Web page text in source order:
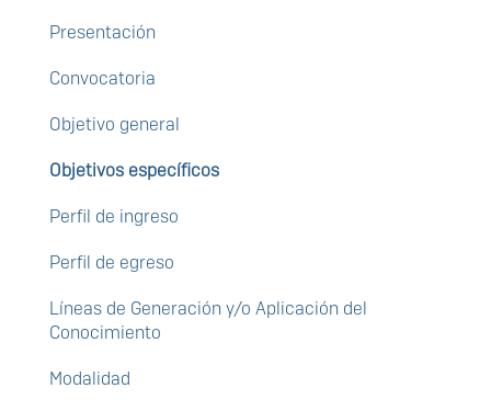
Presentación
Convocatoria
Objetivo general
Objetivos específicos
Perfil de ingreso
Perfil de egreso
Líneas de Generación y/o Aplicación del
Conocimiento
Modalidad